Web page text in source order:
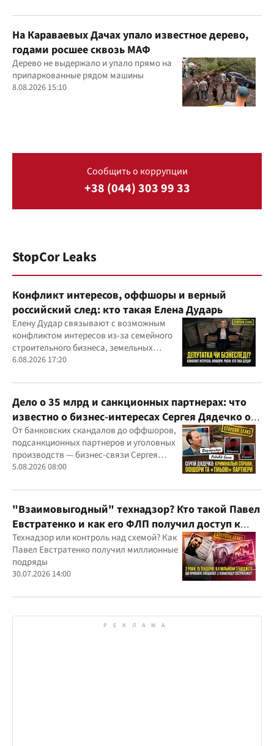
На Караваевых Дачах упало известное дерево,
годами росшее сквозь МАФ
Дерево не выдержало и упало прямо на
припаркованные рядом машины
8.08.2026 15:10
Сообщить о коррупции
+38 (044) 303 99 33
StopCor Leaks
Конфликт интересов, оффшоры и верный
российский след: кто такая Елена Дударь
Елену Дудар связывают с возможным
конфликтом интересов из-за семейного
строительного бизнеса, земельных
скандалов, судебных дел
6.08.2026 17:20
Дело о 35 млрд и санкционных партнерах: что
известно о бизнес-интересах Сергея Дядечко от
"Родовид Банка" до "ФАРМАСЕЛ"
От банковских скандалов до оффшоров,
подсанкционных партнеров и уголовных
производств — бизнес-связи Сергея
Дядечко до сих пор простираются через
юрисдикций
5.08.2026 08:00
"Взаимовыгодный" технадзор? Кто такой Павел
Евстратенко и как его ФЛП получил доступ к
бюджетным миллионам?
Технадзор или контроль над схемой? Как
Павел Евстратенко получил миллионные
подряды
30.07.2026 14:00